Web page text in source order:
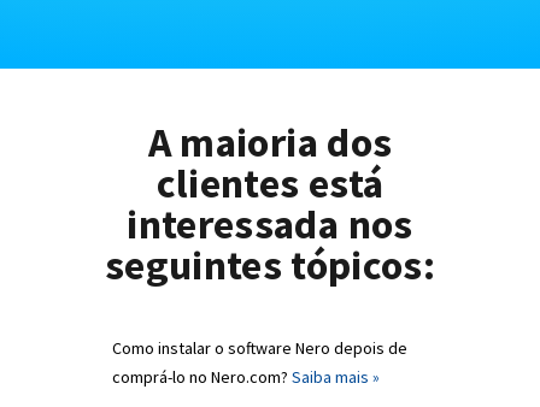
A maioria dos
clientes está
interessada nos
seguintes tópicos:
Como instalar o software Nero depois de
comprá-lo no Nero.com? Saiba mais »